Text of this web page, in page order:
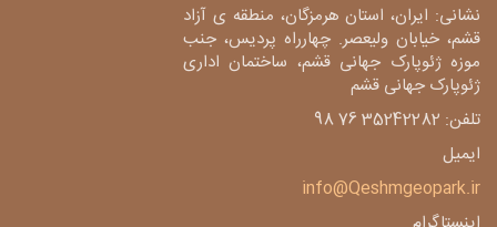
نشانی: ایران، استان هرمزگان، منطقه ی آزاد
قشم، خیابان ولیعصر. چهارراه پردیس، جنب
موزه ژئوپارک جهانی قشم، ساختمان اداری
ژئوپارک جهانی قشم
تلفن: 35242282 76 98
ایمیل
info@Qeshmgeopark.ir